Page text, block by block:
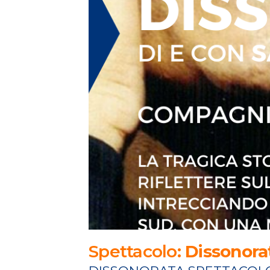
Spettacolo: